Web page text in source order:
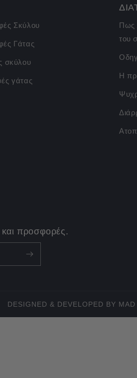
Σκύλου
Γάτας
σκύλου
γάτας
Πως
του
Η
προσφορές.
DESIGNED & DEVELOPED BY